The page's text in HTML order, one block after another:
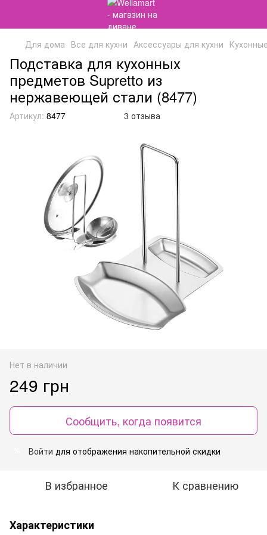
Для дома Все для кухни Аксессуары для кухни
Подставка для кухонных
предметов Supretto из
нержавеющей стали (8477)
Артикул: 8477 3 отзыва
Нет в наличии
249 грн
Сообщить, когда появится
Войти для отображения накопительной скидки
В избранное К сравнению
Характеристики